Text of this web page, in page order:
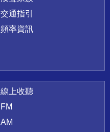
交通指引
頻率資訊
線上收聽
FM
AM